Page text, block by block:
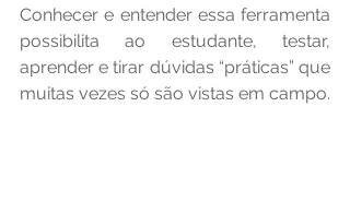
Conhecer e entender essa ferramenta
possibilita ao estudante, testar,
aprender e tirar dúvidas “práticas” que
muitas vezes só são vistas em campo.